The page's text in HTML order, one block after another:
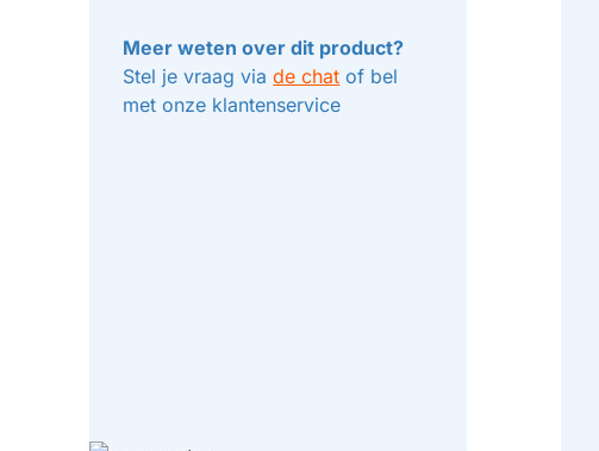
Meer weten over dit product?
Stel je vraag viade chat of bel
met onze klantenservice